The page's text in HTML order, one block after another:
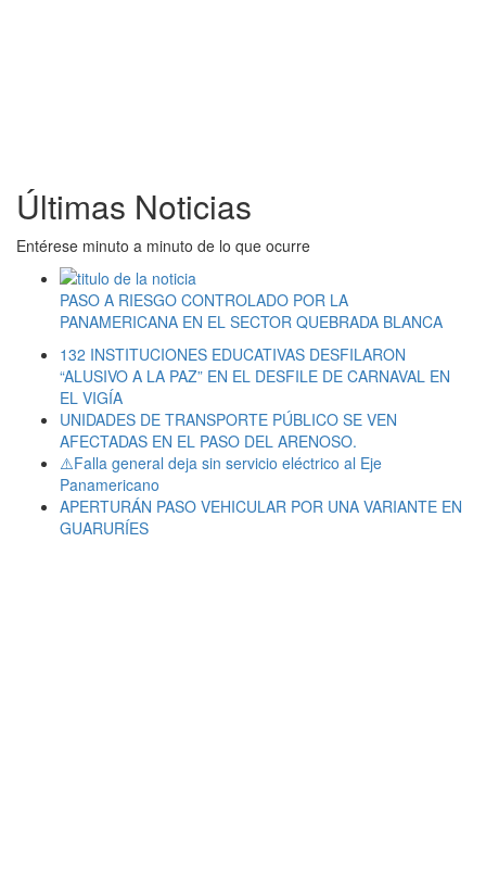
Últimas Noticias
Entérese minuto a minuto de lo que ocurre
PASO A RIESGO CONTROLADO POR LA
PANAMERICANA EN EL SECTOR QUEBRADA BLANCA
132 INSTITUCIONES EDUCATIVAS DESFILARON
“ALUSIVO A LA PAZ” EN EL DESFILE DE CARNAVAL EN
EL VIGÍA
UNIDADES DE TRANSPORTE PÚBLICO SE VEN
AFECTADAS EN EL PASO DEL ARENOSO.
⚠️Falla general deja sin servicio eléctrico al Eje
Panamericano
APERTURÁN PASO VEHICULAR POR UNA VARIANTE EN
GUARURÍES